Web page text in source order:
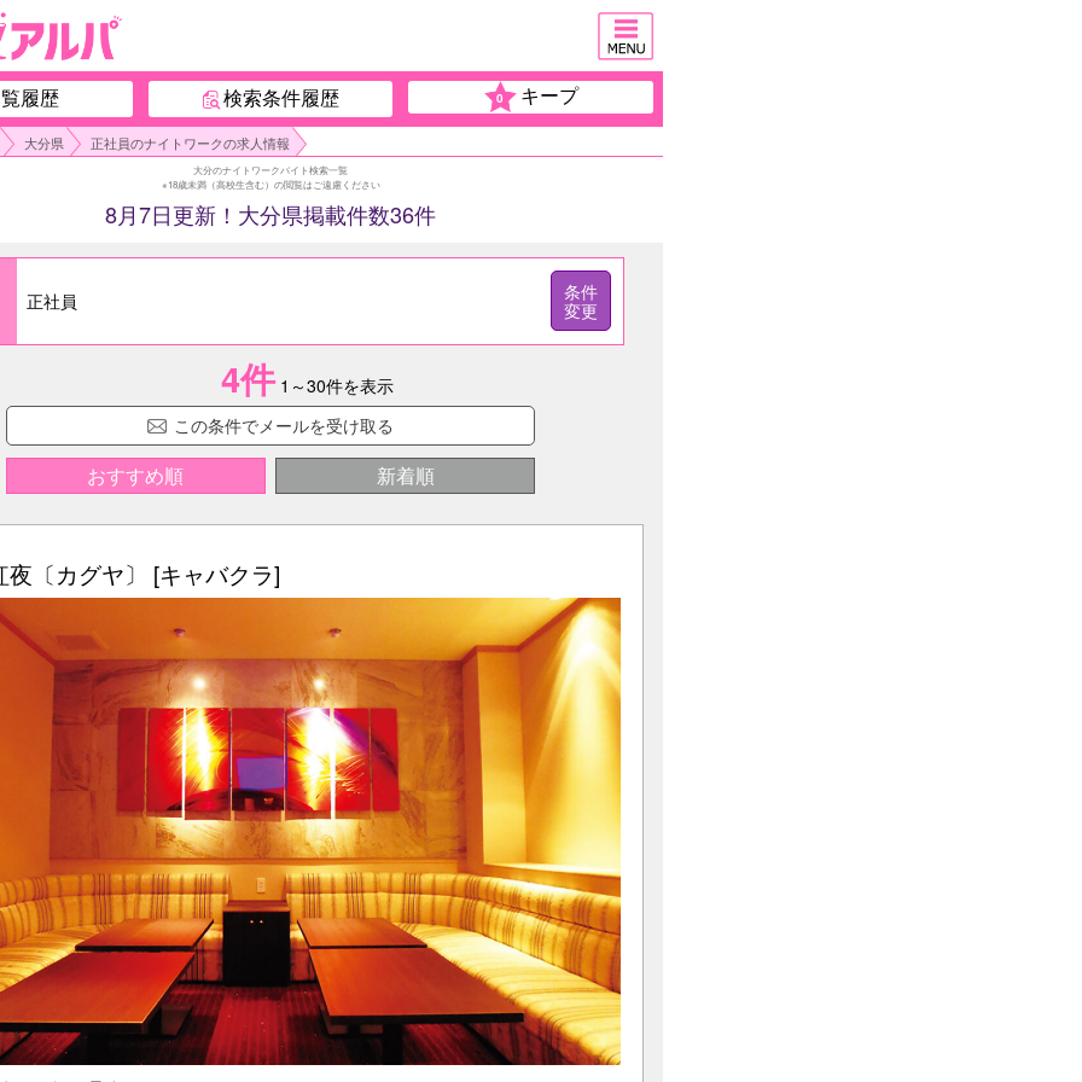
履歴 検索条件履歴 0 キープ
大分県 正社員のナイトワークの求人情報
大分のナイトワークバイト検索一覧
※18歳未満（高校生含む）の閲覧はご遠慮ください
8月7日更新！大分県掲載件数36件
正社員
条件
変更
4件 1～30件を表示
この条件でメールを受け取る
おすすめ順 新着順
夜〔カグヤ〕 [キャバクラ]